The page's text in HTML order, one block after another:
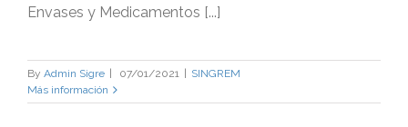
Envases y Medicamentos [...]
By Admin Sigre 07/01/2021
SINGREM
Más información